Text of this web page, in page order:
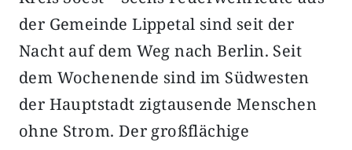
der Gemeinde Lippetal sind seit der
Nacht auf dem Weg nach Berlin. Seit
dem Wochenende sind im Südwesten
der Hauptstadt zigtausende Menschen
ohne Strom. Der großflächige